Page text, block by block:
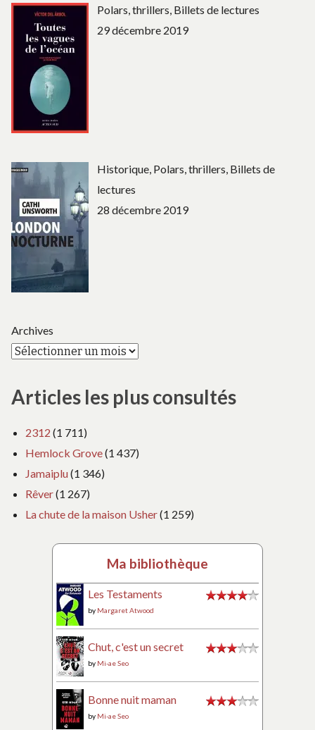
Polars, thrillers, Billets de lectures
29 décembre 2019
Historique, Polars, thrillers, Billets de
lectures
28 décembre 2019
Archives
Articles les plus consultés
2312 (1 711)
Hemlock Grove(1 437)
Jamaiplu(1 346)
Rêver(1 267)
La chute de la maison Usher(1 259)
Ma bibliothèque
Les Testaments
by Margaret Atwood
Chut, c'est un secret
by Mi-ae Seo
Bonne nuit maman
by Mi-ae Seo